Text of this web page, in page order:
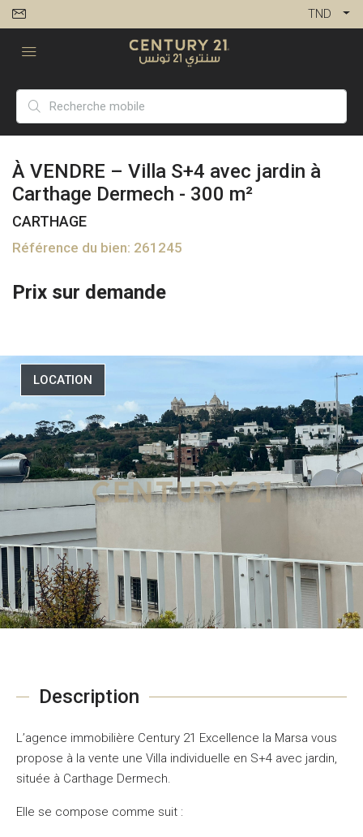
TND
À VENDRE – Villa S+4 avec jardin à
Carthage Dermech - 300 m²
CARTHAGE
Référence du bien: 261245
Prix sur demande
LOCATION
Description
L’agence immobilière Century 21 Excellence la Marsa vous
propose à la vente une Villa individuelle en S+4 avec jardin,
située à Carthage Dermech.
Elle se compose comme suit :